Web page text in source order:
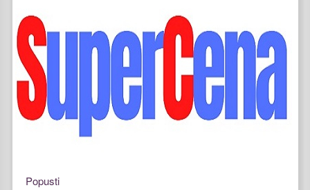
Popusti